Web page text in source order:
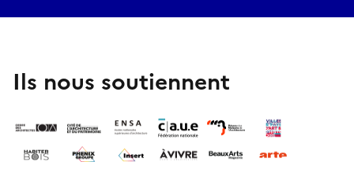
Ils nous soutiennent